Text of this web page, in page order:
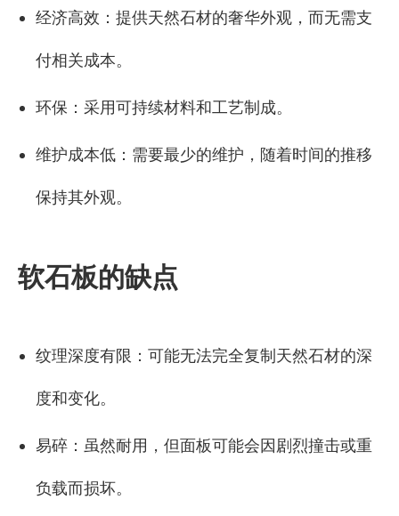
经济高效：提供天然石材的奢华外观，而无需支
付相关成本。
环保：采用可持续材料和工艺制成。
维护成本低：需要最少的维护，随着时间的推移
保持其外观。
软石板的缺点
纹理深度有限：可能无法完全复制天然石材的深
度和变化。
易碎：虽然耐用，但面板可能会因剧烈撞击或重
负载而损坏。